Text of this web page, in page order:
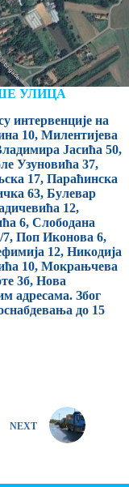
УЛИЦА
интервенције на
10, Милентијева
Јасића 50,
Узуновића 37,
17, Параћинска
63, Булевар
12,
6, Слободана
7, Поп Иконова 6,
12, Никодија
10, Мокрањчева
3б, Нова
адресама. Због
до 15
NEXT